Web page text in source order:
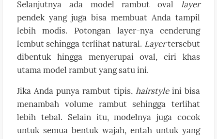
Selanjutnya ada model rambut oval layer
pendek yang juga bisa membuat Anda tampil
lebih modis. Potongan layer-nya cenderung
lembut sehingga terlihat natural. Layertersebut
dibentuk hingga menyerupai oval, ciri khas
utama model rambut yang satu ini.
Jika Anda punya rambut tipis, hairstyleini bisa
menambah volume rambut sehingga terlihat
lebih tebal. Selain itu, modelnya juga cocok
untuk semua bentuk wajah, entah untuk yang